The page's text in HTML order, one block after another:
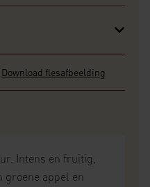
Download flesafbeelding
Intens en fruitig,
groene appel en